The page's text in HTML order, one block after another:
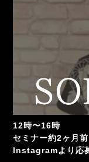
12時〜16時
セミナー約2ヶ月
Instagramより応